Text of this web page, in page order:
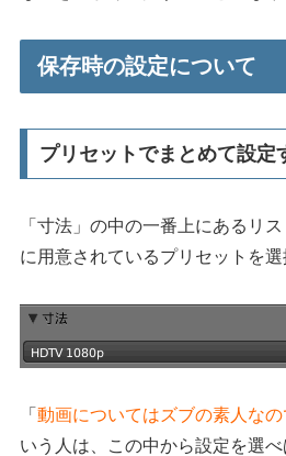
保存時の設定について
プリセットでまとめて設定
「寸法」の中の一番上にあるリ
に用意されているプリセットを選
「動画についてはズブの素人な
いう人は、この中から設定を選べ